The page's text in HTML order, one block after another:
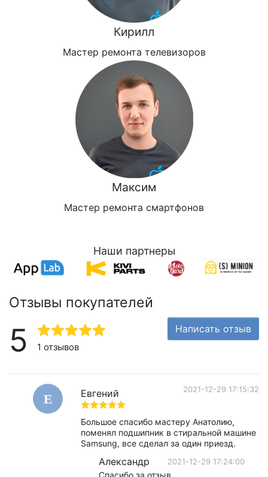
Кирилл
Мастер ремонта телевизоров
Максим
Мастер ремонта смартфонов
Наши партнеры
Отзывы покупателей
5 1 отзывов
Написать отзыв
Е Евгений 2021-12-29 17:15:32
Большое спасибо мастеру Анатолию,
поменял подшипник в стиральной машине
Samsung, все сделал за один приезд.
Александр 2021-12-29 17:24:00
Спасибо за отзыв.